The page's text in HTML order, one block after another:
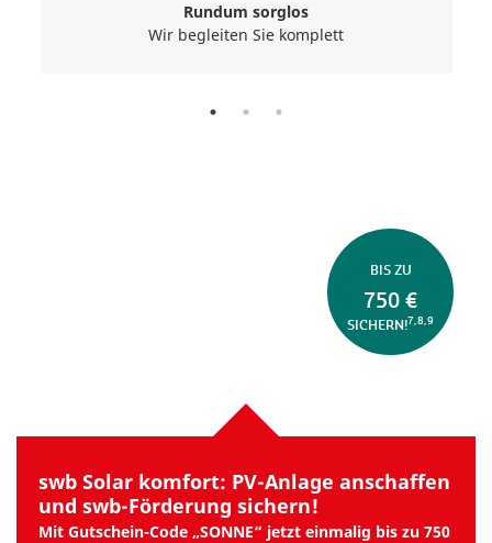
Rundum sorglos
Wir begleiten Sie komplett
BIS ZU
750 €
SICHERN!7,8,9
swb Solar komfort: PV-Anlage anschaffen
und swb-Förderung sichern!
Mit Gutschein-Code „SONNE“ jetzt einmalig bis zu 750